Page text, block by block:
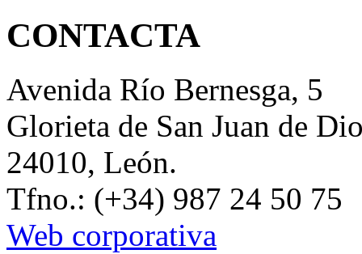
CONTACTA
Avenida Río Bernesga, 5
Glorieta de San Juan de
24010, León.
Tfno.: (+34) 987 24 50 75
Web corporativa